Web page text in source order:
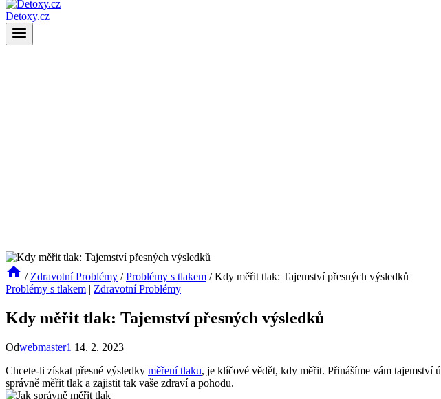
Detoxy.cz
/ Zdravotní Problémy / Problémy s tlakem / Kdy měřit tlak: Tajemství přesných výsledků
Problémy s tlakem | Zdravotní Problémy
Kdy měřit tlak: Tajemství přesných výsledků
Odwebmaster1 14. 2. 2023
Chcete-li získat přesné výsledky měření tlaku, je klíčové vědět, kdy měřit. Přinášíme vám tajemství
správně měřit tlak a zajistit tak vaše zdraví a pohodu.